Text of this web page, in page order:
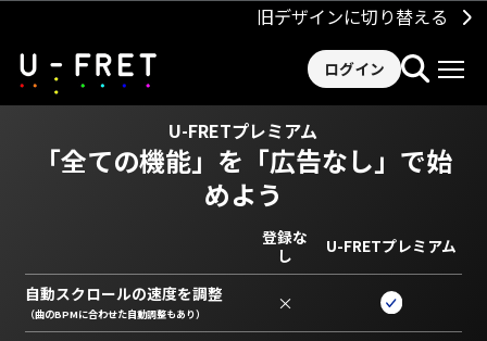
旧デザインに切り替える
ログイン
U-FRETプレミアム
「全ての機能」を 「広告なし」で始
めよう
登録な
し
U-FRETプレミアム
自動スクロールの速度を調整
（曲のBPMに合わせた自動調整もあり） ×